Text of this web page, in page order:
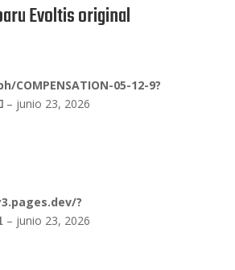
Evoltis original
05-12-9?
– junio 23, 2026
?
– junio 23, 2026